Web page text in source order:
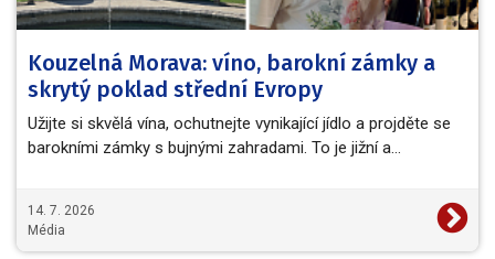
Kouzelná Morava: víno, barokní zámky a
skrytý poklad střední Evropy
Užijte si skvělá vína, ochutnejte vynikající jídlo a projděte se
barokními zámky s bujnými zahradami. To je jižní a…
14. 7. 2026
Média